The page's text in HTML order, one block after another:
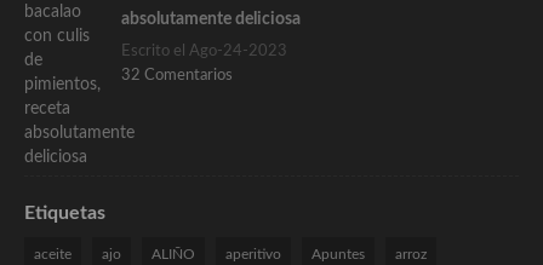
absolutamente deliciosa
Escrito el Ago-24-2023
32 Comentarios
Etiquetas
aceite ajo ALIÑO aperitivo Apuntes arroz